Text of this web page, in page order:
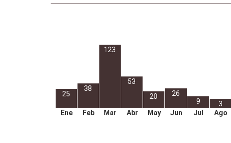
25
38
123
53
20
26
9
3
Ene Feb Mar Abr May Jun Jul Ago